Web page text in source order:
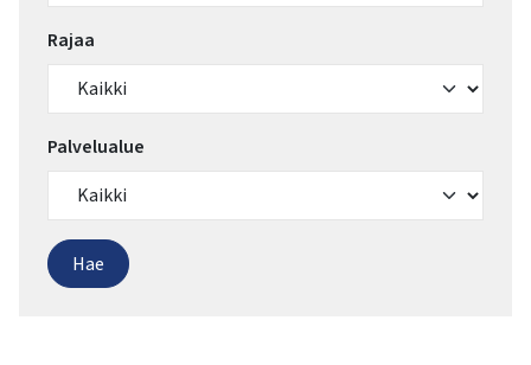
Rajaa
Palvelualue
Hae